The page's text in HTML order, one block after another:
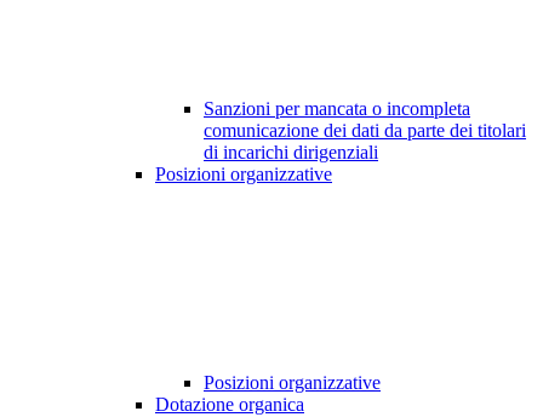
Sanzioni per mancata o incompleta
comunicazione dei dati da parte dei titolari
di incarichi dirigenziali
Posizioni organizzative
Posizioni organizzative
Dotazione organica